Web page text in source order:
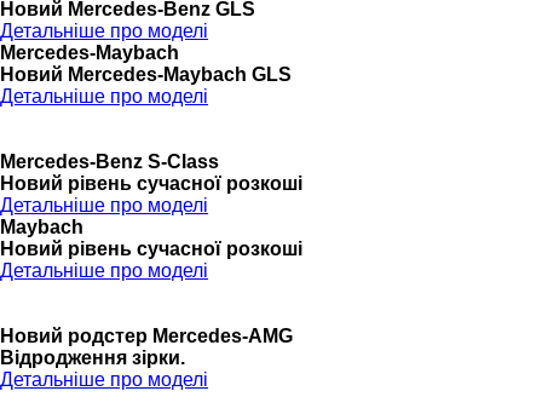
Новий Mercedes-Benz GLS
Детальніше про моделі
Mercedes-Maybach
Новий Mercedes-Maybach GLS
Детальніше про моделі
Mercedes-Benz S-Class
Новий рівень сучасної розкоші
Детальніше про моделі
Maybach
Новий рівень сучасної розкоші
Детальніше про моделі
Новий родстер Mercedes-AMG
Відродження зірки.
Детальніше про моделі